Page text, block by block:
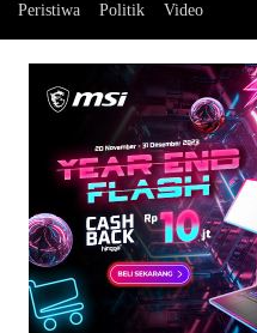
Peristiwa Politik Video